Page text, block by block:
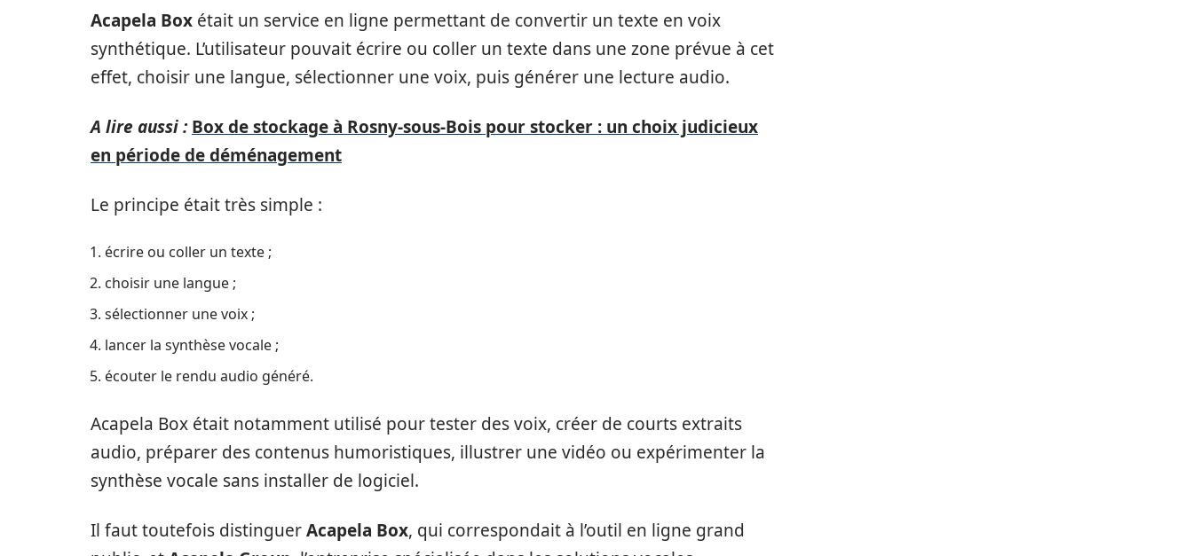
Acapela Box était un service en ligne permettant de convertir un texte en voix
synthétique. L’utilisateur pouvait écrire ou coller un texte dans une zone prévue à cet
effet, choisir une langue, sélectionner une voix, puis générer une lecture audio.
A lire aussi : Box de stockage à Rosny-sous-Bois pour stocker : un choix judicieux
en période de déménagement
Le principe était très simple :
écrire ou coller un texte ;
choisir une langue ;
sélectionner une voix ;
lancer la synthèse vocale ;
écouter le rendu audio généré.
Acapela Box était notamment utilisé pour tester des voix, créer de courts extraits
audio, préparer des contenus humoristiques, illustrer une vidéo ou expérimenter la
synthèse vocale sans installer de logiciel.
Il faut toutefois distinguerAcapela Box, qui correspondait à l’outil en ligne grand